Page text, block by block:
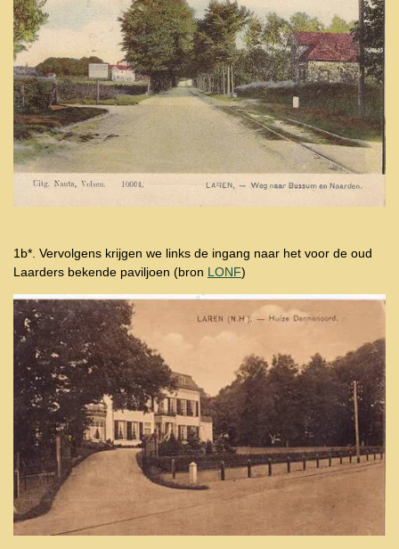
1b*. Vervolgens krijgen we links de ingang naar het voor de oud
Laarders bekende paviljoen (bron LONF)